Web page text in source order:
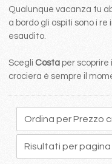
Qualunque vacanza tu
a bordo gli ospiti sono i
esaudito.
Scegli Costa per scoprire
crociera è sempre il